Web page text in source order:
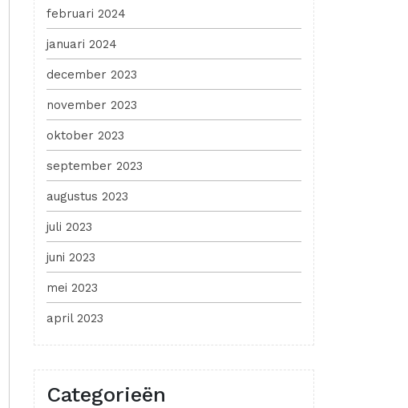
februari 2024
januari 2024
december 2023
november 2023
oktober 2023
september 2023
augustus 2023
juli 2023
juni 2023
mei 2023
april 2023
Categorieën